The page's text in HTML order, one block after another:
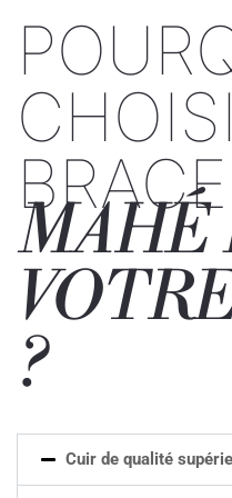
MAHÉ
?
Cuir de qualité